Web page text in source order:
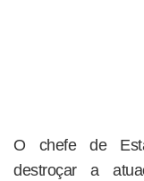
O chefe de
destroçar a